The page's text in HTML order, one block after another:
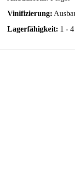
Vinifizierung:
Lagerfähigkeit: 1 -